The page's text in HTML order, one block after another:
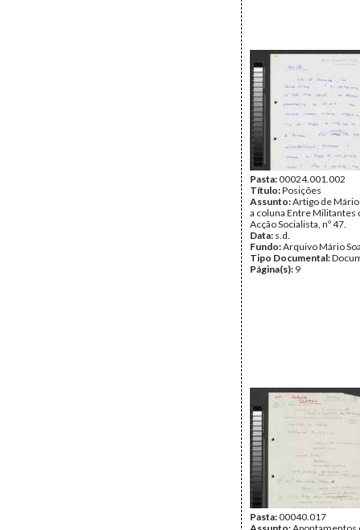
Pasta:00024.001.002
Título:Posições
Assunto:Artigo de Mário
a coluna Entre Militantes
Acção Socialista, nº 47.
Data: s.d.
Fundo:Arquivo Mário
Tipo Documental:
Página(s): 9
Pasta:00040.017